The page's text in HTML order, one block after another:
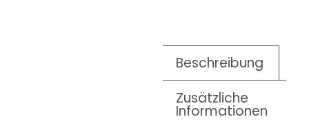
Beschreibung
Zusätzliche
Informationen